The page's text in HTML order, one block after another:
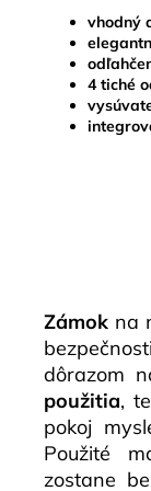
vhodný
4 tiché
Zámok na
dôrazom
použitia,
pokoj
Použité
zostane